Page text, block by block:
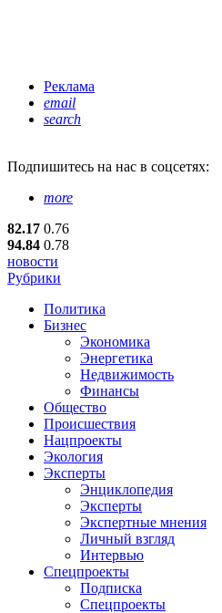
Реклама
email
search
Подпишитесь на нас в соцсетях:
more
82.17 0.76
94.84 0.78
новости
Рубрики
Политика
Бизнес
Экономика
Энергетика
Недвижимость
Финансы
Общество
Происшествия
Нацпроекты
Экология
Эксперты
Энциклопедия
Эксперты
Экспертные мнения
Личный взгляд
Интервью
Спецпроекты
Подписка
Спецпроекты